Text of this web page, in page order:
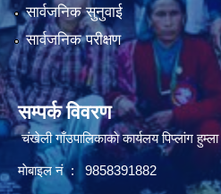
सार्वजनिक सुनुवाई
सार्वजनिक परीक्षण
सम्पर्क विवरण
चंखेली गाँउपालिकाकाे कार्यलय पिप्लांग हुम्ला
माेबाइल नं : 9858391882